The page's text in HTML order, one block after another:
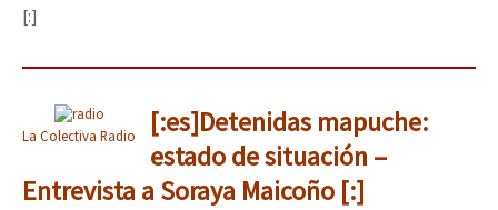
[:]
La Colectiva Radio
[:es]Detenidas mapuche:
estado de situación –
Entrevista a Soraya Maicoño [:]